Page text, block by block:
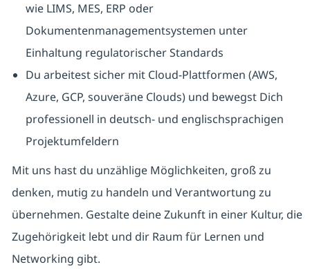
wie LIMS, MES, ERP oder
Dokumentenmanagementsystemen unter
Einhaltung regulatorischer Standards
Du arbeitest sicher mit Cloud-Plattformen (AWS,
Azure, GCP, souveräne Clouds) und bewegst Dich
professionell in deutsch- und englischsprachigen
Projektumfeldern
Mit uns hast du unzählige Möglichkeiten, groß zu
denken, mutig zu handeln und Verantwortung zu
übernehmen. Gestalte deine Zukunft in einer Kultur, die
Zugehörigkeit lebt und dir Raum für Lernen und
Networking gibt.